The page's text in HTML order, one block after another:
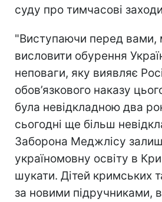
суду про тимчасові
"Виступаючи перед вами,
висловити обурення
неповаги, яку виявляє
обов’язкового наказу
була невідкладною два
сьогодні ще більш
Заборона Меджлісу
україномовну освіту в
шукати. Дітей кримських
за новими підручниками,